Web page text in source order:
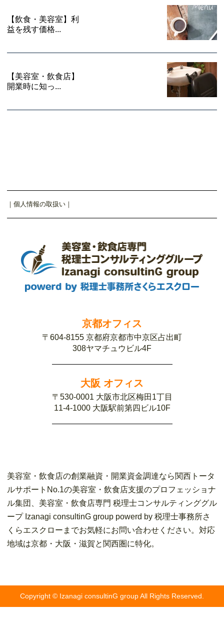
【飲食・美容室】利
益を残す価格...
【美容室・飲食店】
開業時に知っ...
｜ 個人情報の取扱い ｜
京都オフィス
〒604-8155 京都府京都市中京区占出町
308ヤマチュウビル4F
大阪 オフィス
〒530-0001 大阪市北区梅田1丁目
11-4-1000 大阪駅前第四ビル10F
美容室・飲食店の創業融資・開業資金調達なら関西トータ
ルサポートNo.1の美容室・飲食店支援のプロフェッショナ
ル集団、美容室・飲食店専門 税理士コンサルティンググル
ープ Izanagi consultinG group powerd by 税理士事務所さ
くらエスクローまでお気軽にお問い合わせください。対応
地域は京都・大阪・滋賀と関西圏に特化。
Copyright © Izanagi consultinG group All Rights Reserved.